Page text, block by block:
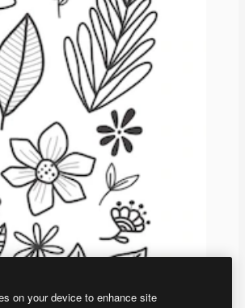
on your device to enhance site